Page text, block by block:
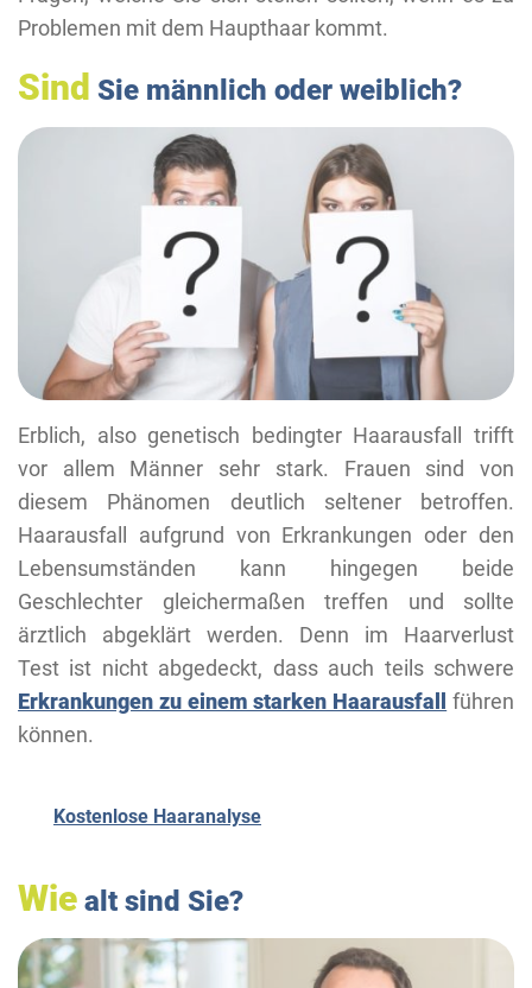
Problemen mit dem Haupthaar kommt.
Sind Sie männlich oder weiblich?
Erblich, also genetisch bedingter Haarausfall trifft
vor allem Männer sehr stark. Frauen sind von
diesem Phänomen deutlich seltener betroffen.
Haarausfall aufgrund von Erkrankungen oder den
Lebensumständen kann hingegen beide
Geschlechter gleichermaßen treffen und sollte
ärztlich abgeklärt werden. Denn im Haarverlust
Test ist nicht abgedeckt, dass auch teils schwere
Erkrankungen zu einem starken Haarausfall
führen
können.
Kostenlose Haaranalyse
Wie alt sind Sie?